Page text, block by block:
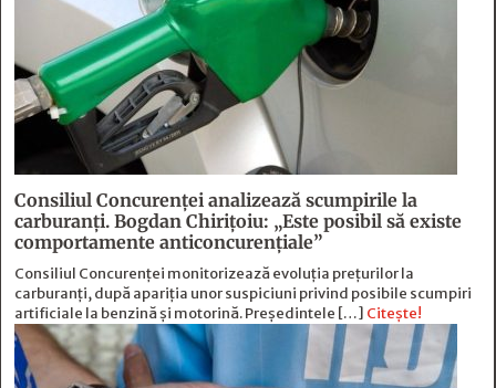
Consiliul Concurenței analizează scumpirile la
carburanți. Bogdan Chirițoiu: „Este posibil să existe
comportamente anticoncurențiale”
Consiliul Concurenței monitorizează evoluția prețurilor la
carburanți, după apariția unor suspiciuni privind posibile scumpiri
artificiale la benzină și motorină. Președintele […] Citește!